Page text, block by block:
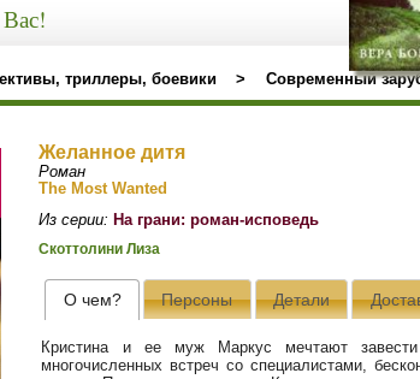
триллеры, боевики > Современный
Желанное дитя
Роман
The Most Wanted
Из серии: На грани: роман-исповедь
Скоттолини Лиза
О чем? Персоны Детали
Кристина и ее муж Маркус мечтают
многочисленных встреч со специалистами,